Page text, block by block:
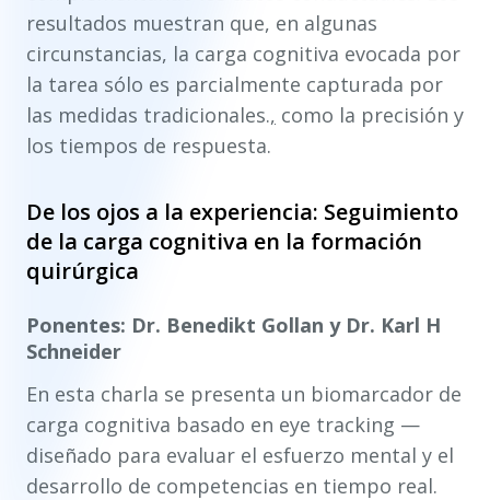
resultados muestran que, en algunas
circunstancias, la carga cognitiva evocada por
la tarea sólo es parcialmente capturada por
las medidas tradicionales., como la precisión y
los tiempos de respuesta.
De los ojos a la experiencia: Seguimiento
de la carga cognitiva en la formación
quirúrgica
Ponentes: Dr. Benedikt Gollan y Dr. Karl H
Schneider
En esta charla se presenta un biomarcador de
carga cognitiva basado en eye tracking —
diseñado para evaluar el esfuerzo mental y el
desarrollo de competencias en tiempo real.